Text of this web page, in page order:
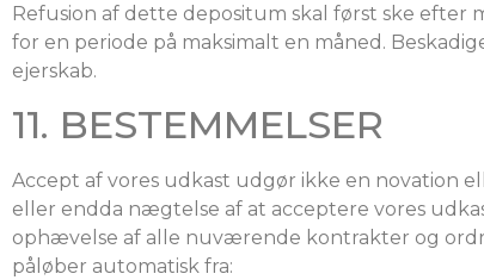
Refusion af dette depositum skal først ske
for en periode på maksimalt en måned.
ejerskab.
11. BESTEMMELSER
Accept af vores udkast udgør ikke en novation
eller endda nægtelse af at acceptere vores
ophævelse af alle nuværende kontrakter og
påløber automatisk fra: